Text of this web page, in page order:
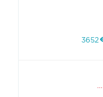
3652
...